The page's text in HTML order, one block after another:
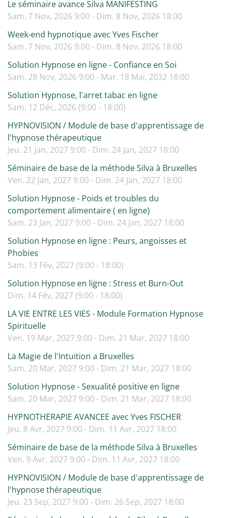
Le séminaire avance Silva MANIFESTING
Sam. 7 Nov, 2026 9:00 - Dim. 8 Nov, 2026 18:00
Week-end hypnotique avec Yves Fischer
Sam. 7 Nov, 2026 9:00 - Dim. 8 Nov, 2026 18:00
Solution Hypnose en ligne - Confiance en Soi
Sam. 28 Nov, 2026 9:00 - Mar. 18 Mai, 2032 18:00
Solution Hypnose, l'arret tabac en ligne
Sam. 12 Déc, 2026 (9:00 - 18:00)
HYPNOVISION / Module de base d'apprentissage de
l'hypnose thérapeutique
Jeu. 21 Jan, 2027 9:00 - Dim. 24 Jan, 2027 18:00
Séminaire de base de la méthode Silva à Bruxelles
Ven. 22 Jan, 2027 9:00 - Dim. 24 Jan, 2027 18:00
Solution Hypnose - Poids et troubles du
comportement alimentaire ( en ligne)
Sam. 23 Jan, 2027 9:00 - Dim. 24 Jan, 2027 18:00
Solution Hypnose en ligne : Peurs, angoisses et
Phobies
Sam. 13 Fév, 2027 (9:00 - 18:00)
Solution Hypnose en ligne : Stress et Burn-Out
Dim. 14 Fév, 2027 (9:00 - 18:00)
LA VIE ENTRE LES VIES - Module Formation Hypnose
Spirituelle
Ven. 19 Mar, 2027 9:00 - Dim. 21 Mar, 2027 18:00
La Magie de l'Intuition a Bruxelles
Sam. 20 Mar, 2027 9:00 - Dim. 21 Mar, 2027 18:00
Solution Hypnose - Sexualité positive en ligne
Sam. 20 Mar, 2027 9:00 - Dim. 21 Mar, 2027 18:00
HYPNOTHERAPIE AVANCEE avec Yves FISCHER
Jeu. 8 Avr, 2027 9:00 - Dim. 11 Avr, 2027 18:00
Séminaire de base de la méthode Silva à Bruxelles
Ven. 9 Avr, 2027 9:00 - Dim. 11 Avr, 2027 18:00
HYPNOVISION / Module de base d'apprentissage de
l'hypnose thérapeutique
Jeu. 23 Sep, 2027 9:00 - Dim. 26 Sep, 2027 18:00